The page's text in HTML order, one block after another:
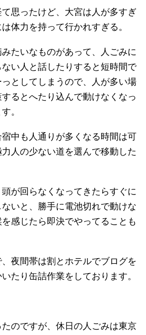
思ったけど、大宮は人が多すぎ
体力を持って行かれすぎる。
たいなものがあって、人ごみに
い人と話したりすると短時間で
としてしまうので、人が多い場
るとへたり込んで動けなくなっ
。
中も人通りが多くなる時間は可
人の少ない道を選んで移動した
が回らなくなってきたらすぐに
いと、勝手に電池切れで動けな
感じたら即決でやってることも
夜間帯は割とホテルでブログを
たり缶詰作業をしております。
のですが、休日の人ごみは東京